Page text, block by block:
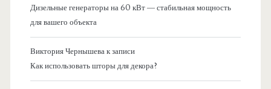
Дизельные генераторы на 60 кВт — стабильная мощность
для вашего объекта
Виктория Чернышевак записи
Как использовать шторы для декора?